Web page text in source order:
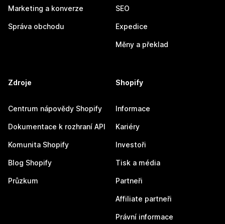
Marketing a konverze
Správa obchodu
SEO
Expedice
Měny a překlad
Zdroje
Centrum nápovědy Shopify
Dokumentace k rozhraní API
Komunita Shopify
Blog Shopify
Průzkum
Shopify
Informace
Kariéry
Investoři
Tisk a média
Partneři
Affiliate partneři
Právní informace